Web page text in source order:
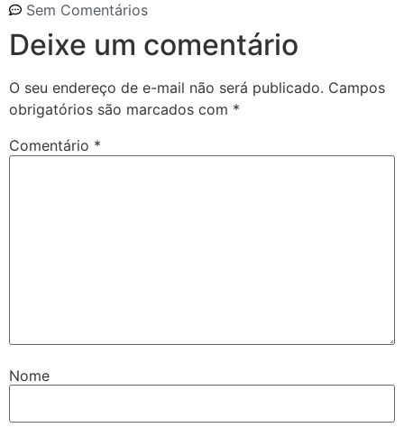
Sem Comentários
Deixe um comentário
O seu endereço de e-mail não será publicado. Campos
obrigatórios são marcados com *
Comentário *
Nome